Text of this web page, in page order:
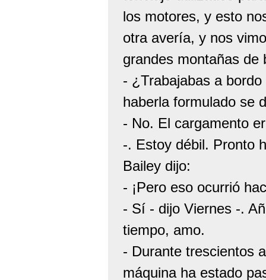
los motores, y esto
otra avería, y nos
grandes montañas de
- ¿Trabajabas a
haberla formulado se
- No. El cargamento
-. Estoy débil. Pronto
Bailey dijo:
- ¡Pero eso ocurrió
- Sí - dijo Viernes -.
tiempo, amo.
- Durante trescientos
máquina ha estado